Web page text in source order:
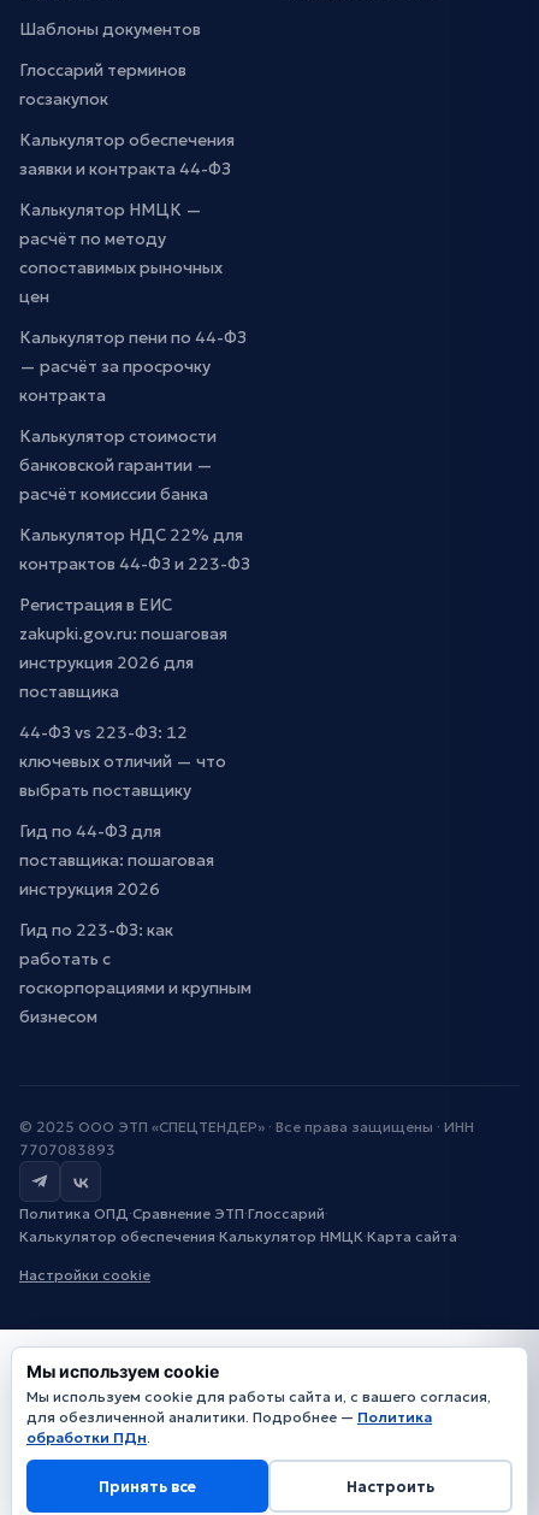
Шаблоны документов
Глоссарий терминов
госзакупок
Калькулятор обеспечения
заявки и контракта 44-ФЗ
Калькулятор НМЦК —
расчёт по методу
сопоставимых рыночных
цен
Калькулятор пени по 44-ФЗ
— расчёт за просрочку
контракта
Калькулятор стоимости
банковской гарантии —
расчёт комиссии банка
Калькулятор НДС 22% для
контрактов 44-ФЗ и 223-ФЗ
Регистрация в ЕИС
zakupki.gov.ru: пошаговая
инструкция 2026 для
поставщика
44-ФЗ vs 223-ФЗ: 12
ключевых отличий — что
выбрать поставщику
Гид по 44-ФЗ для
поставщика: пошаговая
инструкция 2026
Гид по 223-ФЗ: как
работать с
госкорпорациями и крупным
бизнесом
© 2025 ООО ЭТП «СПЕЦТЕНДЕР» · Все права защищены · ИНН
7707083893
Политика ОПД·Сравнение ЭТП·Глоссарий·
Калькулятор обеспечения·Калькулятор НМЦК·Карта сайта·
Настройки cookie
Мы используем cookie
Мы используем cookie для работы сайта и, с вашего согласия,
для обезличенной аналитики. Подробнее — Политика
обработки ПДн.
Принять все Настроить